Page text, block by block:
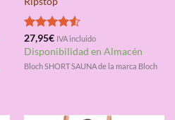
Valorado
con4.50
de 5
27,95€ IVA incluido
Disponibilidad en Almacén
Bloch SHORT SAUNA de la marca Bloch